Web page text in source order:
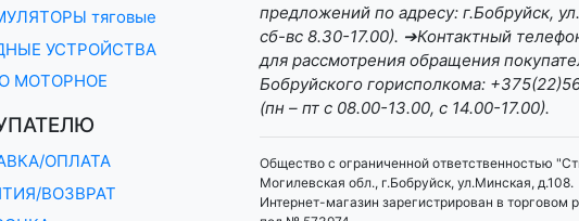
тяговые
УСТРОЙСТВА
МОТОРНОЕ
ОПЛАТА
ВОЗВРАТ
предложений по адресу: г.Бобруйск,
сб-вс 8.30-17.00). ➔Контактный
для рассмотрения обращения
Бобруйского горисполкома:
(пн – пт с 08.00-13.00, с 14.00-17.00).
Общество с ограниченной ответственностью
Могилевская обл., г.Бобруйск, ул.Минская, д.108.
Интернет-магазин зарегистрирован в торговом